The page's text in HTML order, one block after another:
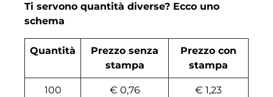
Ti servono quantità diverse? Ecco uno
schema
Quantità
Prezzo senza
stampa
Prezzo con
stampa
100 € 0,76 € 1,23